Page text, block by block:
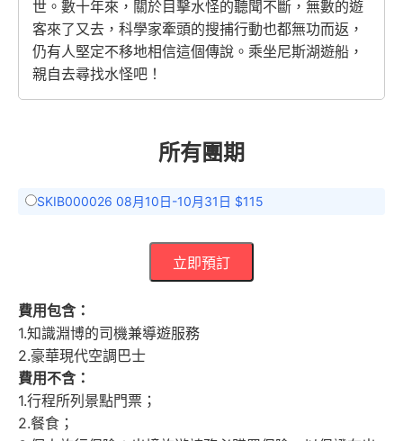
世。數十年來，關於目擊水怪的聽聞不斷，無數的遊
客來了又去，科學家牽頭的搜捕行動也都無功而返，
仍有人堅定不移地相信這個傳說。乘坐尼斯湖遊船，
親自去尋找水怪吧！
所有團期
SKIB000026 08月10日-10月31日 $115
立即預訂
費用包含：
1.知識淵博的司機兼導遊服務
2.豪華現代空調巴士
費用不含：
1.行程所列景點門票；
2.餐食；